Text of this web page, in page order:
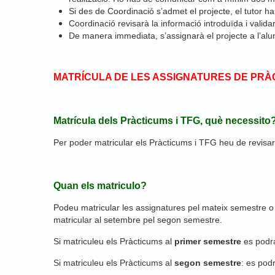
Si des de Coordinació s’admet el projecte, el tutor
Coordinació revisarà la informació introduïda i
De manera immediata, s’assignarà el projecte a
MATRÍCULA DE LES ASSIGNATURES DE
Matrícula dels Pràcticums i TFG, què
Per poder matricular els Pràcticums i TFG heu de
Quan els matriculo?
Podeu matricular les assignatures pel mateix semestre
matricular al setembre pel segon semestre.
Si matriculeu els Pràcticums al primer semestre es
Si matriculeu els Pràcticums al segon semestre: es